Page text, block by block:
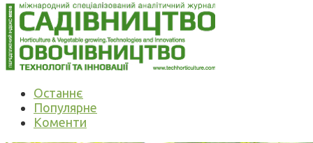
Останнє
Популярне
Коменти